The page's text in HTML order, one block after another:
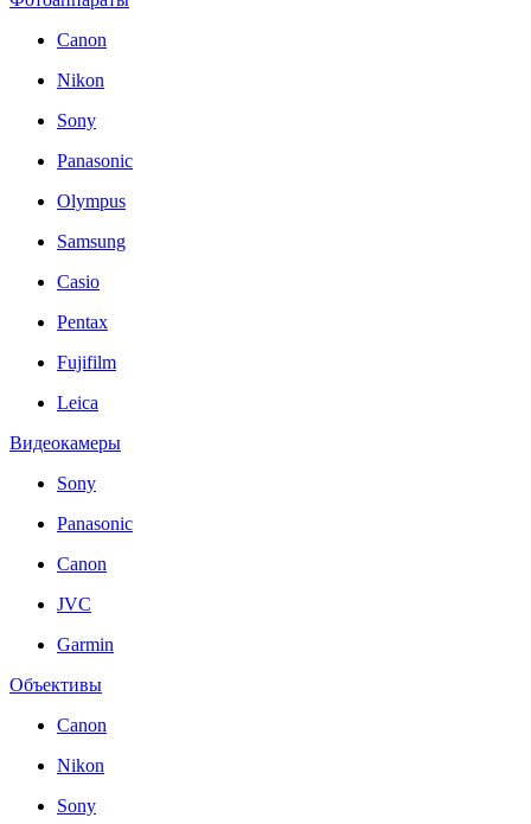
Canon
Nikon
Sony
Panasonic
Olympus
Samsung
Casio
Pentax
Fujifilm
Leica
Видеокамеры
Sony
Panasonic
Canon
JVC
Garmin
Объективы
Canon
Nikon
Sony